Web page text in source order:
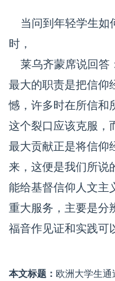
当问到年轻学生如
时，
莱乌齐蒙席说回答
最大的职责是把信仰
憾，许多时在所信和
这个裂口应该克服，
最大贡献正是将信仰
来，这便是我们所说
能给基督信仰人文主
重大服务，主要是分
福音作见证和实践可
本文标题： 欧洲大学生